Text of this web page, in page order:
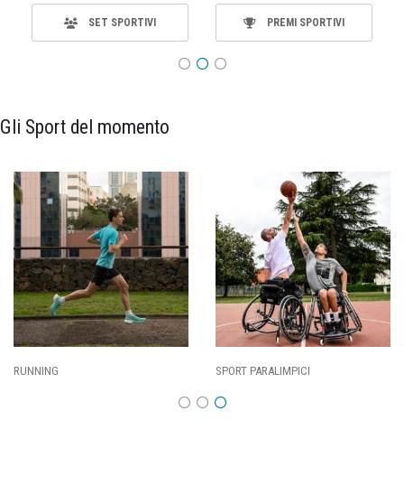
SET SPORTIVI PREMI SPORTIVI
Gli Sport del momento
SPORT PARALIMPICI